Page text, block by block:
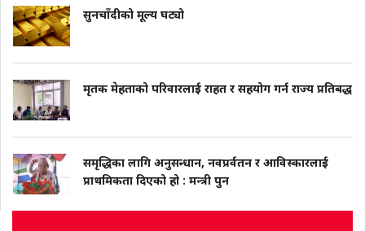
सुनचाँदीको मूल्य घट्यो
मृतक मेहताको परिवारलाई राहत र सहयोग गर्न राज्य प्रतिबद्ध
समृद्धिका लागि अनुसन्धान, नवप्रर्वतन र आविस्कारलाई
प्राथमिकता दिएको हो : मन्त्री पुन